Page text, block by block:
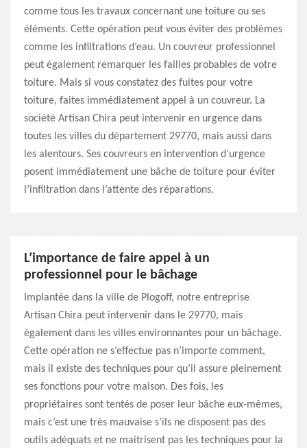
comme tous les travaux concernant une toiture ou ses
éléments. Cette opération peut vous éviter des problèmes
comme les infiltrations d’eau. Un couvreur professionnel
peut également remarquer les failles probables de votre
toiture. Mais si vous constatez des fuites pour votre
toiture, faites immédiatement appel à un couvreur. La
société Artisan Chira peut intervenir en urgence dans
toutes les villes du département 29770, mais aussi dans
les alentours. Ses couvreurs en intervention d’urgence
posent immédiatement une bâche de toiture pour éviter
l’infiltration dans l’attente des réparations.
L’importance de faire appel à un
professionnel pour le bâchage
Implantée dans la ville de Plogoff, notre entreprise
Artisan Chira peut intervenir dans le 29770, mais
également dans les villes environnantes pour un bâchage.
Cette opération ne s’effectue pas n’importe comment,
mais il existe des techniques pour qu’il assure pleinement
ses fonctions pour votre maison. Des fois, les
propriétaires sont tentés de poser leur bâche eux-mêmes,
mais c’est une très mauvaise s’ils ne disposent pas des
outils adéquats et ne maitrisent pas les techniques pour la